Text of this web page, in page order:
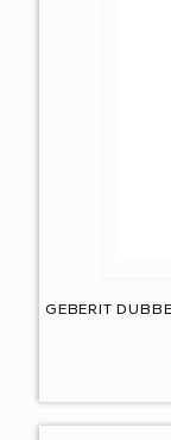
GEBERIT